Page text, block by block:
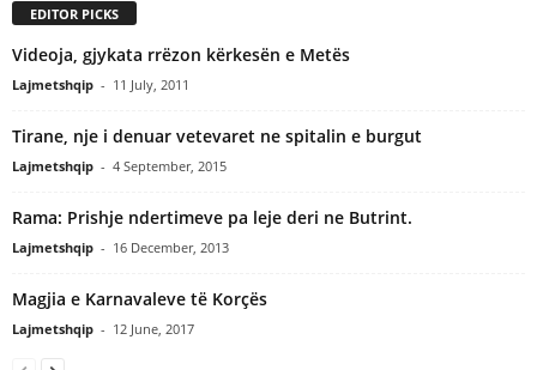
EDITOR PICKS
Videoja, gjykata rrëzon kërkesën e Metës
Lajmetshqip - 11 July, 2011
Tirane, nje i denuar vetevaret ne spitalin e burgut
Lajmetshqip - 4 September, 2015
Rama: Prishje ndertimeve pa leje deri ne Butrint.
Lajmetshqip - 16 December, 2013
Magjia e Karnavaleve të Korçës
Lajmetshqip - 12 June, 2017